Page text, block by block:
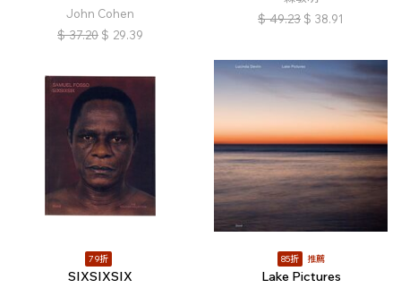
John Cohen
$ 37.20 $ 29.39
$ 49.23 $ 38.91
79折
SIXSIXSIX
85折 推薦
Lake Pictures